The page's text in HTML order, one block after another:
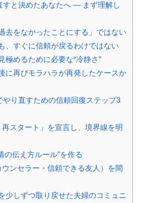
すと決めたあなたへ ― まず理解し
去をなかったことにする」ではない
、すぐに信頼が戻るわけではない
極めるために必要な“冷静さ”
に再びモラハラが再発したケースか
やり直すための信頼回復ステップ3
スタート」を宣言し、境界線を明
の伝え方ルール”を作る
ンセラー・信頼できる友人）を間
少しずつ取り戻せた夫婦のコミュニ